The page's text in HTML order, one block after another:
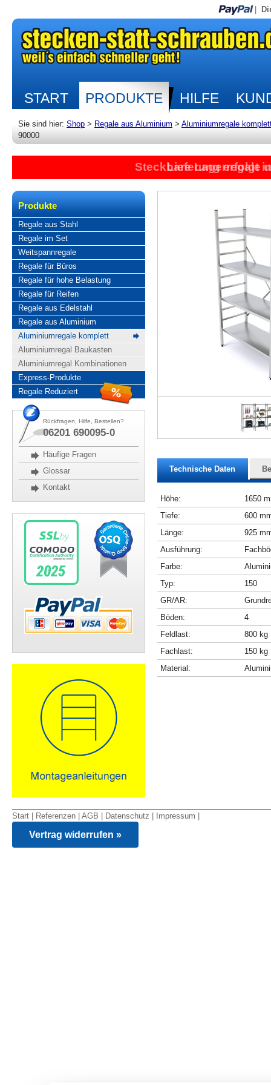
START PRODUKTE HILFE
Sie sind hier: Shop > Regale aus Aluminium > Aluminiumregale
90000
Steckbare Lagerregale
Lieferung erfolgt
Produkte
Regale aus Stahl
Regale im Set
Weitspannregale
Regale für Büros
Regale für hohe Belastung
Regale für Reifen
Regale aus Edelstahl
Regale aus Aluminium
Aluminiumregale komplett
Aluminiumregal Baukasten
Aluminiumregal Kombinationen
Express-Produkte
Regale Reduziert
Rückfragen, Hilfe, Bestellen?
06201 690095-0
Häufige Fragen
Glossar
Kontakt
Technische Daten
Höhe:
1650
Tiefe:
600
Länge:
925
Ausführung:
Farbe:
Typ:
150
GR/AR:
Böden:
4
Feldlast:
800 kg
Fachlast:
150 kg
Material:
Start Referenzen AGB Datenschutz Impressum
Vertrag widerrufen »